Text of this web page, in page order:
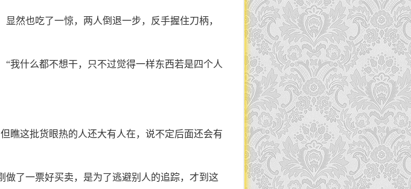
然也吃了一惊，两人倒退一步，反手握住刀柄，
我什么都不想干，只不过觉得一样东西若是四个人
瞧这批货眼热的人还大有人在，说不定后面还会有
了一票好买卖，是为了逃避别人的追踪，才到这